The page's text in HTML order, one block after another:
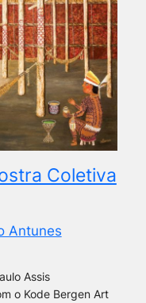
Coletiva
Antunes
Assis
o Kode Bergen Art